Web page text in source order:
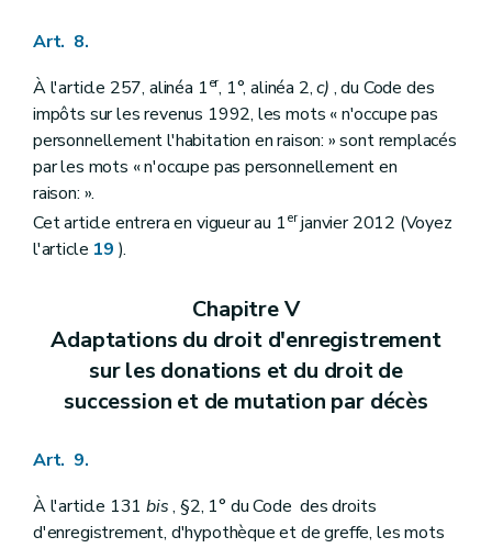
Art. 8.
À l'article 257, alinéa 1er, 1°, alinéa 2,c) , du Code des
impôts sur les revenus 1992, les mots « n'occupe pas
personnellement l'habitation en raison: » sont remplacés
par les mots « n'occupe pas personnellement en
raison: ».
Cet article entrera en vigueur au 1erjanvier 2012 (Voyez
l'article 19 ).
Chapitre V
Adaptations du droit d'enregistrement
sur les donations et du droit de
succession et de mutation par décès
Art. 9.
À l'article 131bis, §2, 1° du Code des droits
d'enregistrement, d'hypothèque et de greffe, les mots